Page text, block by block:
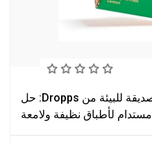
أقراص غسالة الأطباق الصديقة للبيئة من Dropps: حل
مستدام لأطباق نظيفة ولامعة